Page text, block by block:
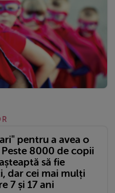
pentru a avea o
8000 de copii
să fie
dar cei mai mulți
7 și 17 ani